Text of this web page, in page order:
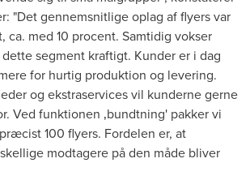
"Det gennemsnitlige oplag af flyers var
ca. med 10 procent. Samtidig vokser
segment kraftigt. Kunder er i dag
for hurtig produktion og levering.
og ekstraservices vil kunderne gerne
Ved funktionen ‚bundtning' pakker vi
100 flyers. Fordelen er, at
modtagere på den måde bliver